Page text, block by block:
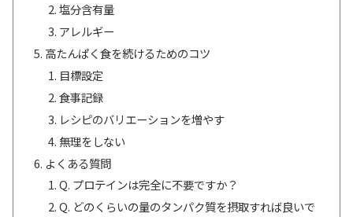
塩分含有量
アレルギー
高たんぱく食を続けるためのコツ
目標設定
食事記録
レシピのバリエーションを増やす
無理をしない
よくある質問
Q. プロテインは完全に不要ですか？
Q. どのくらいの量のタンパク質を摂取すれば良いで